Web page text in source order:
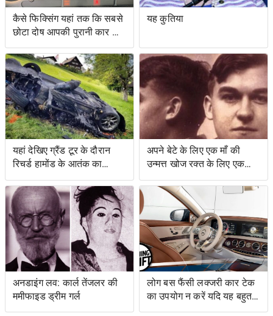
कैसे फिक्सिंग यहां तक ​​कि सबसे
छोटा दोष आपकी पुरानी कार को
नया जैसा महसूस करा सकता है
यह कुतिया
यहां देखिए ग्रैंड टूर के दौरान
रिचर्ड हामोंड के आतंक का
वीडियो
अपने बेटे के लिए एक माँ की
उन्मत्त खोज रक्त के लिए एक
स्वाद के साथ एक बचत किसान
के लिए नेतृत्व की
अनडाइंग लव: कार्ल तेंजलर की
ममीफाइड ड्रीम गर्ल
लोग बस फैंसी लक्जरी कार टेक
का उपयोग न करें यदि यह बहुत
जटिल है